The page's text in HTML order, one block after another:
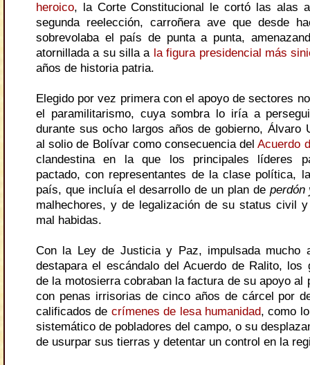
heroico, la Corte Constitucional le cortó las alas
segunda reelección, carroñera ave que desde
sobrevolaba el país de punta a punta,
atornillada a su silla a la figura presidencial más
años de historia patria.
Elegido por vez primera con el apoyo de sectores
el paramilitarismo, cuya sombra lo iría a
durante sus ocho largos años de gobierno, Álvaro
al solio de Bolívar como consecuencia delAcuerdo
clandestina en la que los principales líderes
pactado, con representantes de la clase política,
país, que incluía el desarrollo de un plan de perdón
malhechores, y de legalización de su status civil
mal habidas.
Con la Ley de Justicia y Paz, impulsada mucho
destapara el escándalo del Acuerdo de Ralito, los
de la motosierra cobraban la factura de su apoyo al
con penas irrisorias de cinco años de cárcel por
calificados de crímenes de lesa humanidad, como
sistemático de pobladores del campo, o su
de usurpar sus tierras y detentar un control en la